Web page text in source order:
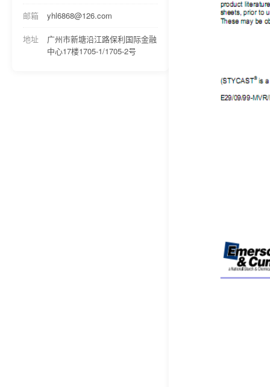
邮箱 yhl6868@126.com
地址
广州市新塘沿江路保利国际金融
中心17楼1705-1/1705-2号